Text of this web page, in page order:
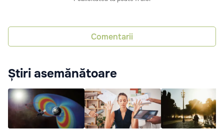
Comentarii
Știri asemănătoare